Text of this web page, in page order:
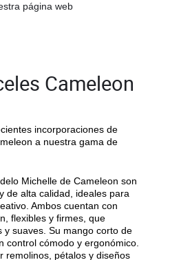
página web
Cameleon
incorporaciones de
a nuestra gama de
Michelle de Cameleon son
de alta calidad, ideales para
Ambos cuentan con
flexibles y firmes, que
y suaves. Su mango corto de
control cómodo y ergonómico.
remolinos, pétalos y diseños